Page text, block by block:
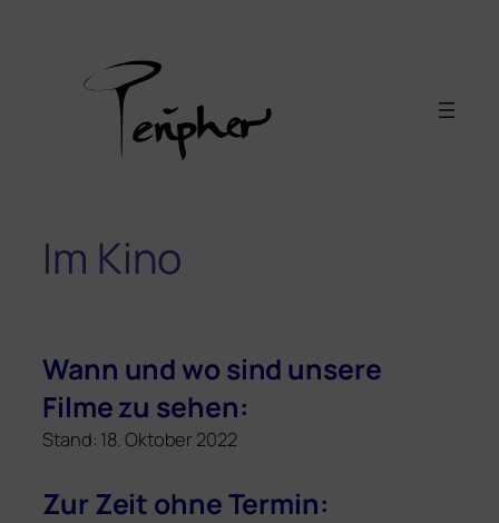
Im Kino
Wann und wo sind unse­re
Filme zu sehen:
Stand: 18. Oktober 2022
Zur Zeit ohne Termin: